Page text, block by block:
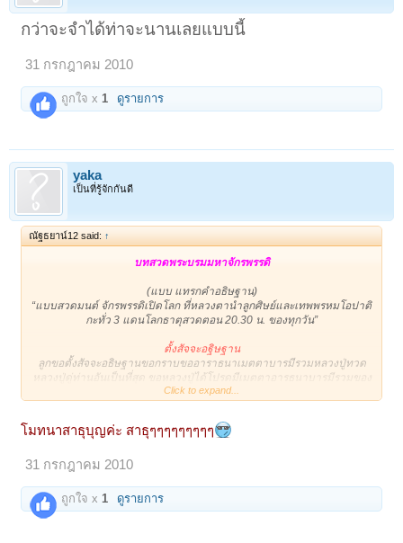
กว่าจะจำได้ท่าจะนานเลยแบบนี้
31 กรกฎาคม 2010
ถูกใจ x 1 ดูรายการ
yaka
เป็นที่รู้จักกันดี
ณัฐธยาน์12 said: ↑
บทสวดพระบรมมหาจักรพรรดิ
(แบบ แทรกคำอธิษฐาน)
“แบบสวดมนต์ จักรพรรดิเปิดโลก ที่หลวงตานำลูกศิษย์และเทพพรหมโอปาติ
กะทั่ว 3 แดนโลกธาตุสวดตอน 20.30 น. ของทุกวัน”​
ตั้งสัจจะอฐิษฐาน
ลูกขอตั้งสัจจะอธิษฐานขอกราบขออาราธนาเมตตาบารมีรวมหลวงปู่ทวด
หลวงปู่ดู่ท่านอันเป็นที่สุด ขอหลวงปู่ได้โปรดมีเมตตาอารธนาบารมีรวมของ
องค์สมเด็จพระสัมมาสัมพุทธเจ้าโดยตั้งแต่องค์ปฐมจนถึงองค์ปัจจุบันบรม
ธรรมและพระอริยสงฆ์ทั้งหลาย โดยตั้งแต่อดีตจนถึงปัจจุบันและอนาคต
บารมีรวมหลวงปู่ทวด หลวงปู่ดู่ ท่านอันเป็นที่สุดบารมีรวมหลวงตาม้า
ขอบารมีหลวงปู่ได้โปรดเมตตาน้อมนำภพภูมิต่างๆทั้งหลายในทั่วทั้ง 3 แดน
มหาสมุทรโดยทั่วทั้งแสนหมื่นโกฎิจักรวาล เทพพรหมเทวาที่เกี่ยวพันกับ
หลวงปู่ทวด หลวงปู่ดู่ หลวงตาม้าเทพพรหมเทวาที่เกี่ยวพันเกี่ยวข้องกับ
ข้าพเจ้าโดยตั้งแต่อดีตจนถึงปัจจุบันและอนาคตท่านท้าวจตุมหาราชทั้ง 4
Click to expand...
โมทนาสาธุบุญค่ะ สาธุๆๆๆๆๆๆๆๆๆ
31 กรกฎาคม 2010
ถูกใจ x 1 ดูรายการ